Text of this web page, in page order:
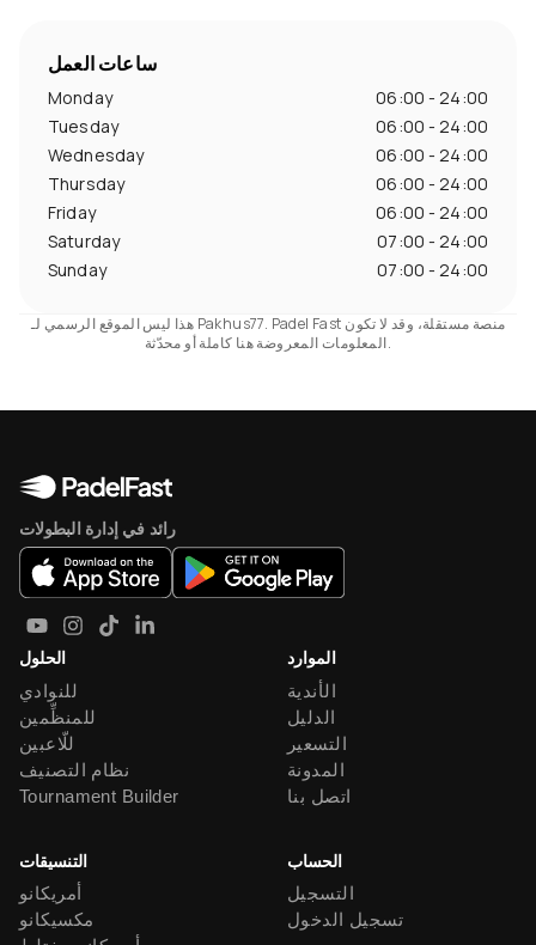
ساعات العمل
Monday
06:00 - 24:00
Tuesday
06:00 - 24:00
Wednesday
06:00 - 24:00
Thursday
06:00 - 24:00
Friday
06:00 - 24:00
Saturday
07:00 - 24:00
Sunday
07:00 - 24:00
هذا ليس الموقع الرسمي لـ Pakhus77. Padel Fast منصة مستقلة، وقد لا تكون
المعلومات المعروضة هنا كاملة أو محدّثة.
رائد في إدارة البطولات
الحلول
للنوادي
للمنظِّمين
للّاعبين
نظام التصنيف
Tournament Builder
الموارد
الأندية
الدليل
التسعير
المدونة
اتصل بنا
التنسيقات
أمريكانو
مكسيكانو
الحساب
التسجيل
تسجيل الدخول